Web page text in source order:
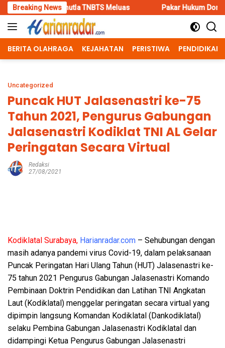
Skip
to
content
Breaking News
TNBTS Meluas Pakar Hukum Dorong Polri Tindak
BERITA OLAHRAGA KEJAHATAN PERISTIWA PENDIDIKAN
Uncategorized
Puncak HUT Jalasenastri ke-75
Tahun 2021, Pengurus Gabungan
Jalasenastri Kodiklat TNI AL Gelar
Peringatan Secara Virtual
Redaksi
27/08/2021
Kodiklatal Surabaya, Harianradar.com – Sehubungan dengan
masih adanya pandemi virus Covid-19, dalam pelaksanaan
Puncak Peringatan Hari Ulang Tahun (HUT) Jalasenastri ke-
75 tahun 2021 Pengurus Gabungan Jalasenastri Komando
Pembinaan Doktrin Pendidikan dan Latihan TNI Angkatan
Laut (Kodiklatal) menggelar peringatan secara virtual yang
dipimpin langsung Komandan Kodiklatal (Dankodiklatal)
selaku Pembina Gabungan Jalasenastri Kodiklatal dan
didampingi Ketua Pengurus Gabungan Jalasenastri